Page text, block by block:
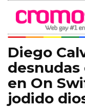
Diego
desnudas
en On
jodido